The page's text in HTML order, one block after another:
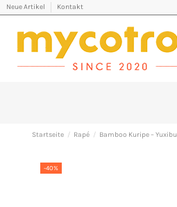
Neue Artikel Kontakt
Startseite Rapé Bamboo Kuripe – Yuxibu
-40%